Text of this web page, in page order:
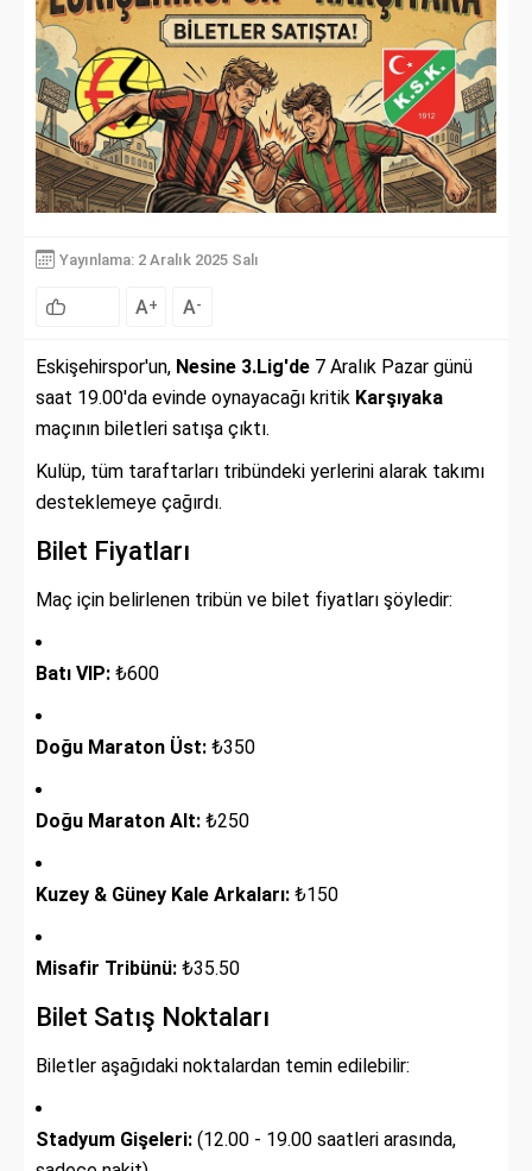
Yayınlama: 2 Aralık 2025 Salı
A+ A-
Eskişehirspor'un, Nesine 3.Lig'de 7 Aralık Pazar günü
saat 19.00'da evinde oynayacağı kritik Karşıyaka
maçının biletleri satışa çıktı.
Kulüp, tüm taraftarları tribündeki yerlerini alarak takımı
desteklemeye çağırdı.
Bilet Fiyatları
Maç için belirlenen tribün ve bilet fiyatları şöyledir:
Batı VIP: ₺600
Doğu Maraton Üst: ₺350
Doğu Maraton Alt: ₺250
Kuzey & Güney Kale Arkaları: ₺150
Misafir Tribünü: ₺35.50
Bilet Satış Noktaları
Biletler aşağıdaki noktalardan temin edilebilir:
Stadyum Gişeleri: (12.00 - 19.00 saatleri arasında,